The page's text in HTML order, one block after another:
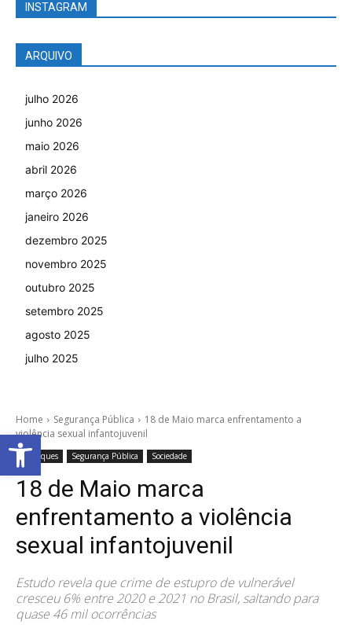
INSTAGRAM
ARQUIVO
julho 2026
junho 2026
maio 2026
abril 2026
março 2026
janeiro 2026
dezembro 2025
novembro 2025
outubro 2025
setembro 2025
agosto 2025
julho 2025